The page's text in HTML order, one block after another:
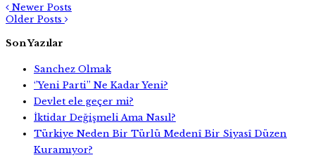
Newer Posts
Older Posts
Son Yazılar
Sanchez Olmak
‘’Yeni Parti’’ Ne Kadar Yeni?
Devlet ele geçer mi?
İktidar Değişmeli Ama Nasıl?
Türkiye Neden Bir Türlü Medenî Bir Siyasî Düzen
Kuramıyor?